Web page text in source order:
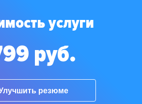
услуги
руб.
резюме